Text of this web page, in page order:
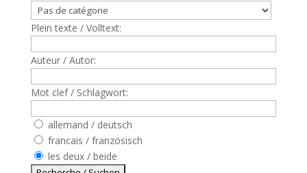
Plein texte / Volltext:
Auteur / Autor:
Mot clef / Schlagwort:
allemand / deutsch
francais / französisch
les deux / beide